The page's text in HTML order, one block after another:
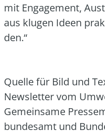
mit Enga­ge­ment,
aus klu­gen Ideen
den.“
Quel­le für Bild und
News­let­ter vom
Gemein­sa­me
bun­des­amt und